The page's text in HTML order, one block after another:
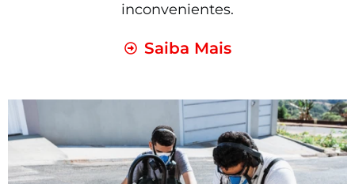
inconvenientes.
Saiba Mais